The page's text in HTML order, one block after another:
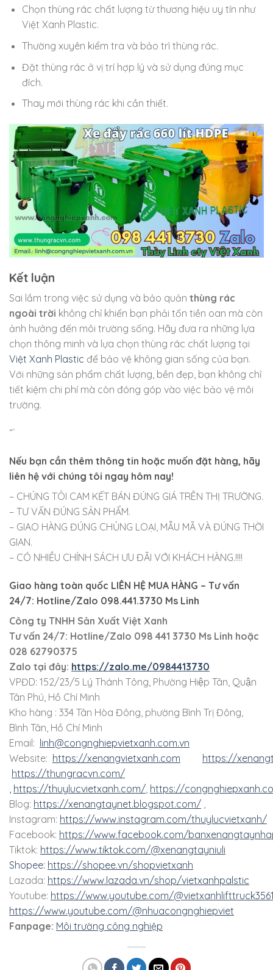
Chọn thùng rác chất lượng từ thương hiệu uy tín như
Việt Xanh Plastic.
Thường xuyên kiểm tra và bảo trì thùng rác.
Đặt thùng rác ở vị trí hợp lý và sử dụng đúng mục
đích.
Thay mới thùng rác khi cần thiết.
Kết luận
Sai lầm trong việc sử dụng và bảo quản thùng rác
ngoài trời không chỉ khiến bạn phải tốn tiền oan mà còn
ảnh hưởng đến môi trường sống. Hãy đưa ra những lựa
chọn thông minh và lựa chọn thùng rác chất lượng tại
Việt Xanh Plastic để bảo vệ không gian sống của bạn.
Với những sản phẩm chất lượng, bền đẹp, bạn không chỉ
tiết kiệm chi phí mà còn đóng góp vào việc bảo vệ môi
trường.
“`
Nếu bạn cần thêm thông tin hoặc muốn đặt hàng, hãy
liên hệ với chúng tôi ngay hôm nay!
– CHÚNG TÔI CAM KẾT BÁN ĐÚNG GIÁ TRÊN THỊ TRƯỜNG.
– TƯ VẤN ĐÚNG SẢN PHẨM.
– GIAO HÀNG ĐÚNG CHỦNG LOẠI, MẪU MÃ VÀ ĐÚNG THỜI
GIAN.
– CÓ NHIỀU CHÍNH SÁCH ƯU ĐÃI VỚI KHÁCH HÀNG.!!!!
Giao hàng toàn quốc LIÊN HỆ MUA HÀNG – Tư vấn
24/7: Hotline/Zalo 098.441.3730 Ms Linh
Công ty TNHH Sản Xuất Việt Xanh
Tư vấn 24/7: Hotline/Zalo 098 441 3730 Ms Linh hoặc
028 62790375
Zalo tại đây: https://zalo.me/0984413730
VPĐD: 152/23/5 Lý Thánh Tông, Phường Hiệp Tân, Quận
Tân Phú, Hồ Chí Minh
Kho hàng : 334 Tân Hòa Đông, phường Bình Trị Đông,
Bình Tân, Hồ Chí Minh
Email: linh@congnghiepvietxanh.com.vn
Website: https://xenangvietxanh.com
https://
https://thungracvn.com/
https://thuylucvietxanh.com/ https://
Blog: https://xenangtaynet.blogspot.com/
Instagram: https://www.instagram.com/thuylucvietxanh/
Facebook: https://www.facebook.com/
Tiktok: https://www.tiktok.com/@xenangtayniuli
Shopee: https://shopee.vn/shopvietxanh
Lazada: https://www.lazada.vn/shop/vietxanhpalstic
Youtube: https://www.youtube.com/
https://www.youtube.com/@nhuacongnghiepviet
Fanpage: Môi trường công nghiệp